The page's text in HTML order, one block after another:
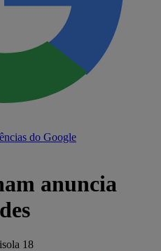
do Google
anuncia
18